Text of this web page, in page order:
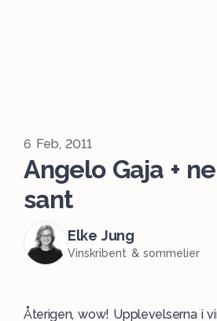
6 Feb, 2011
Angelo Gaja +
sant
Elke Jung
Vinskribent & sommelier
Återigen, wow! Upplevelserna i